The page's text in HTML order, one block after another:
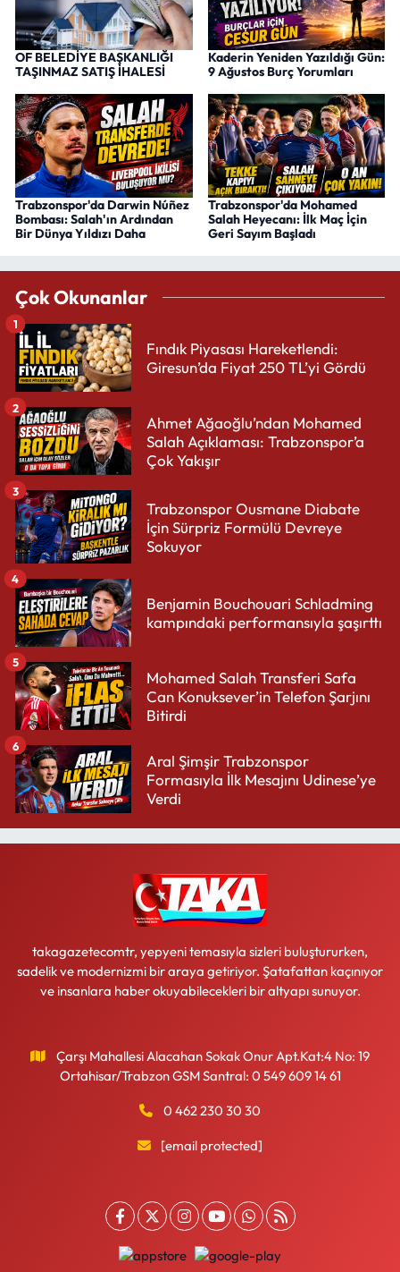
OF BELEDİYE BAŞKANLIĞI
TAŞINMAZ SATIŞ İHALESİ
Kaderin Yeniden Yazıldığı Gün:
9 Ağustos Burç Yorumları
Trabzonspor'da Darwin Núñez
Bombası: Salah'ın Ardından
Bir Dünya Yıldızı Daha
Trabzonspor'da Mohamed
Salah Heyecanı: İlk Maç İçin
Geri Sayım Başladı
Çok Okunanlar
Fındık Piyasası Hareketlendi:
Giresun’da Fiyat 250 TL’yi Gördü
1
Ahmet Ağaoğlu’ndan Mohamed
Salah Açıklaması: Trabzonspor’a
Çok Yakışır
2
Trabzonspor Ousmane Diabate
İçin Sürpriz Formülü Devreye
Sokuyor
3
Benjamin Bouchouari Schladming
kampındaki performansıyla şaşırttı
4
Mohamed Salah Transferi Safa
Can Konuksever’in Telefon Şarjını
Bitirdi
5
Aral Şimşir Trabzonspor
Formasıyla İlk Mesajını Udinese’ye
Verdi
6
takagazetecomtr, yepyeni temasıyla sizleri buluştururken,
sadelik ve modernizmi bir araya getiriyor. Şatafattan kaçınıyor
ve insanlara haber okuyabilecekleri bir altyapı sunuyor.
Çarşı Mahallesi Alacahan Sokak Onur Apt.Kat:4 No: 19
Ortahisar/Trabzon GSM Santral: 0 549 609 14 61
0 462 230 30 30
[email protected]